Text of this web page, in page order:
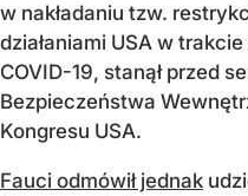
w nakładaniu tzw.
działaniami USA w
COVID-19, stanął przed
Bezpieczeństwa
Kongresu USA.
Fauci odmówił jednak